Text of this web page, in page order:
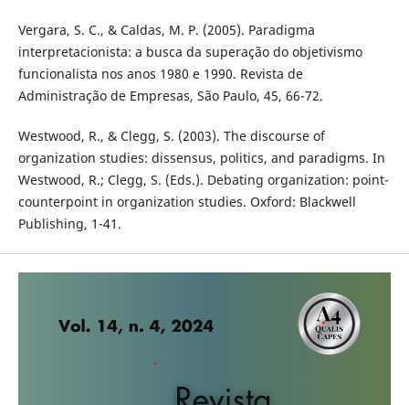
Vergara, S. C., & Caldas, M. P. (2005). Paradigma
interpretacionista: a busca da superação do objetivismo
funcionalista nos anos 1980 e 1990. Revista de
Administração de Empresas, São Paulo, 45, 66-72.
Westwood, R., & Clegg, S. (2003). The discourse of
organization studies: dissensus, politics, and paradigms. In
Westwood, R.; Clegg, S. (Eds.). Debating organization: point-
counterpoint in organization studies. Oxford: Blackwell
Publishing, 1-41.